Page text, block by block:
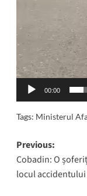
00:00
Tags: Ministerul
Post
Previous:
Cobadin: O
locul accidentului